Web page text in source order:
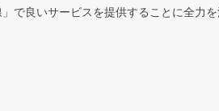
で良いサービスを提供することに全力を